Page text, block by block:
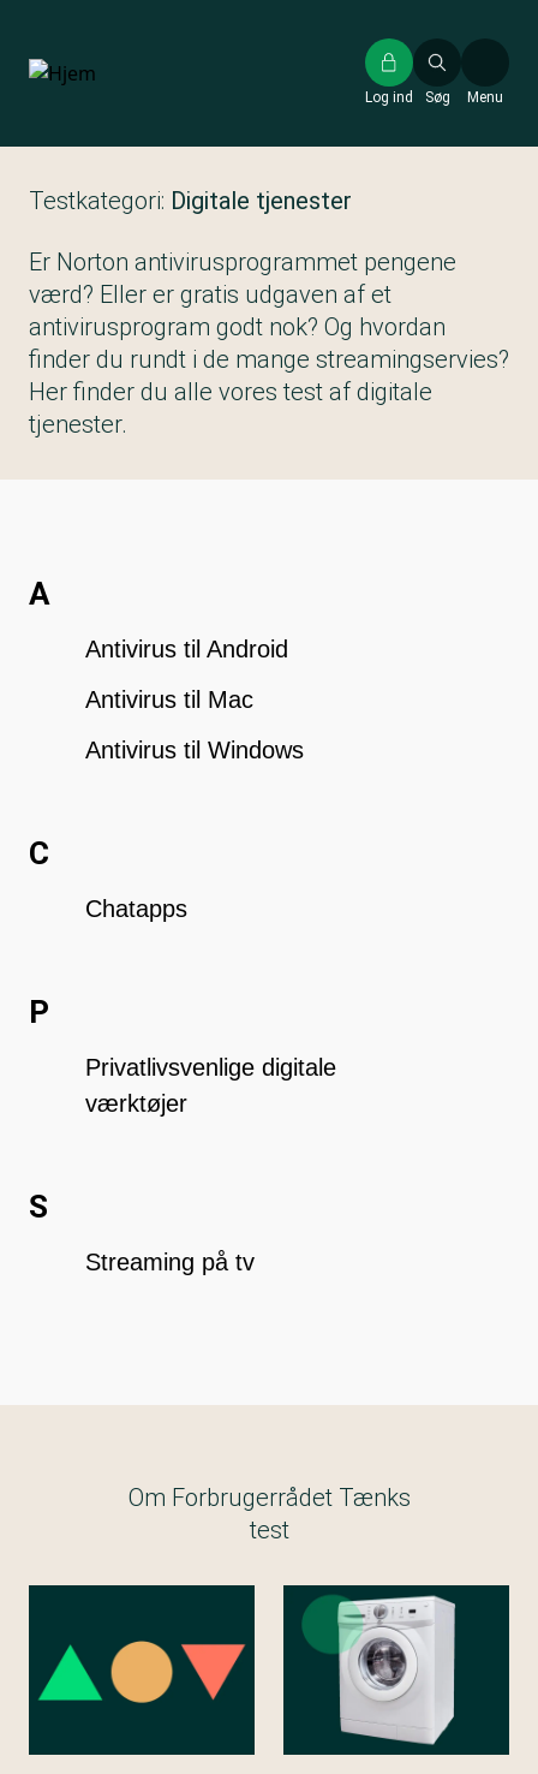
hovedindhold
Søg
Log ind Menu
Testkategori: Digitale tjenester
Er Norton antivirusprogrammet pengene
værd? Eller er gratis udgaven af et
antivirusprogram godt nok? Og hvordan
finder du rundt i de mange streamingservies?
Her finder du alle vores test af digitale
tjenester.
A
Antivirus til Android
Antivirus til Mac
Antivirus til Windows
C
Chatapps
P
Privatlivsvenlige digitale
værktøjer
S
Streaming på tv
Om Forbrugerrådet Tænks
test